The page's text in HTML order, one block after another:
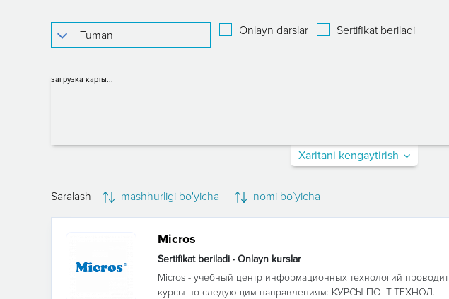
Onlayn darslar Sertifikat beriladi
загрузка карты...
Xaritani kengaytirish
Saralash mashhurligi bo'yicha nomi bo`yicha
Micros
Sertifikat beriladi · Onlayn kurslar
Micros - учебный центр информационных технологий проводит
курсы по следующим направлениям: КУРСЫ ПО IT-ТЕХНОЛ...